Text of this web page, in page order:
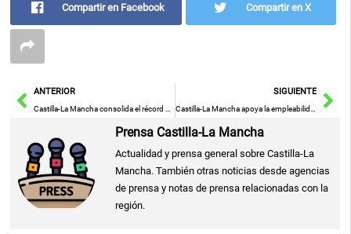
Compartir en Facebook Compartir en X
AntANTERIOR SIGUIENTE
Prensa Castilla-La Mancha
Actualidad y prensa general sobre Castilla-La
Mancha. También otras noticias desde agencias
de prensa y notas de prensa relacionadas con la
región.